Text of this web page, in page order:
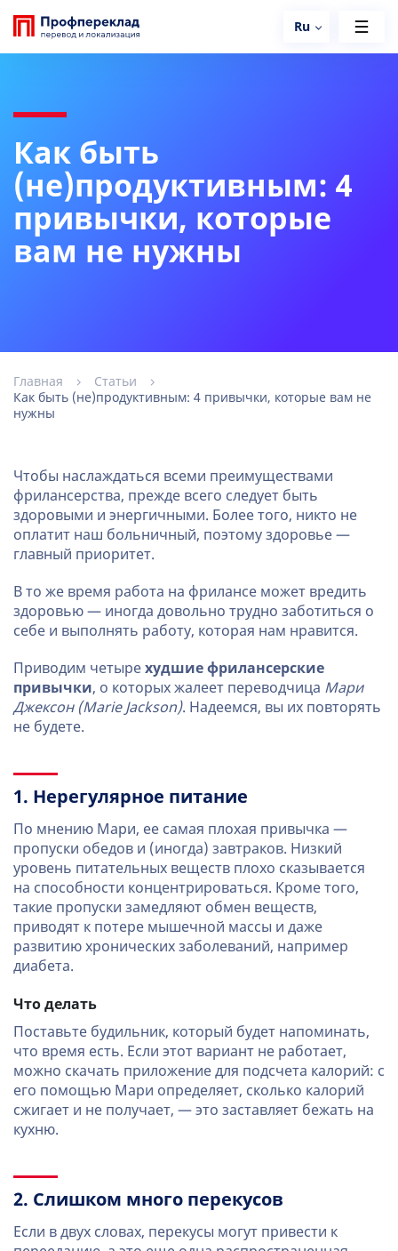
Ru
Как быть
(не)продуктивным: 4
привычки, которые
вам не нужны
Главная
Статьи
Как быть (не)продуктивным: 4 привычки, которые вам не
нужны
Чтобы наслаждаться всеми преимуществами
фрилансерства, прежде всего следует быть
здоровыми и энергичными. Более того, никто не
оплатит наш больничный, поэтому здоровье —
главный приоритет.
В то же время работа на фрилансе может вредить
здоровью — иногда довольно трудно заботиться о
себе и выполнять работу, которая нам нравится.
Приводим четыре худшие фрилансерские
привычки, о которых жалеет переводчица Мари
Джексон (Marie Jackson). Надеемся, вы их повторять
не будете.
1. Нерегулярное питание
По мнению Мари, ее самая плохая привычка —
пропуски обедов и (иногда) завтраков. Низкий
уровень питательных веществ плохо сказывается
на способности концентрироваться. Кроме того,
такие пропуски замедляют обмен веществ,
приводят к потере мышечной массы и даже
развитию хронических заболеваний, например
диабета.
Что делать
Поставьте будильник, который будет напоминать,
что время есть. Если этот вариант не работает,
можно скачать приложение для подсчета калорий: с
его помощью Мари определяет, сколько калорий
сжигает и не получает, — это заставляет бежать на
кухню.
2. Слишком много перекусов
Если в двух словах, перекусы могут привести к